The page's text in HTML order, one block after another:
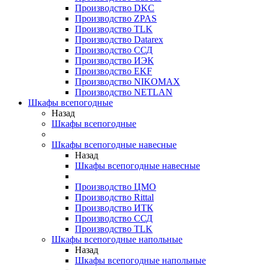
Производство DKC
Производство ZPAS
Производство TLK
Производство Datarex
Производство ССД
Производство ИЭК
Производство EKF
Производство NIKOMAX
Производство NETLAN
Шкафы всепогодные
Назад
Шкафы всепогодные
Шкафы всепогодные навесные
Назад
Шкафы всепогодные навесные
Производство ЦМО
Производство Rittal
Производство ИТК
Производство ССД
Производство TLK
Шкафы всепогодные напольные
Назад
Шкафы всепогодные напольные